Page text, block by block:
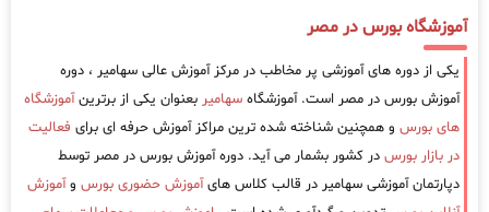
آموزشگاه بورس در مصر
یکی از دوره های آموزشی پر مخاطب در مرکز آموزش عالی سهامیر ، دوره
آموزش بورس در مصر است. آموزشگاه سهامیر بعنوان یکی از برترینآموزشگاه
های بورس و همچنین شناخته شده ترین مراکز آموزش حرفه ای برای فعالیت
در بازار بورس در کشور بشمار می آید. دوره آموزش بورس در مصر توسط
دپارتمان آموزشی سهامیر در قالب کلاس هایآموزش حضوری بورس وآموزش